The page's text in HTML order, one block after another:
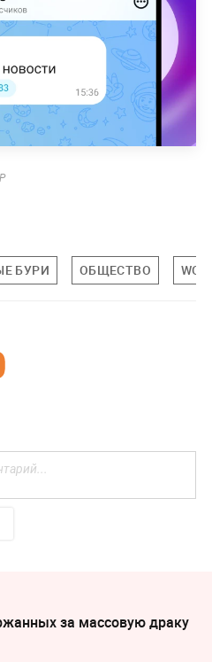
БУРИ ОБЩЕСТВО WOW
за массовую драку